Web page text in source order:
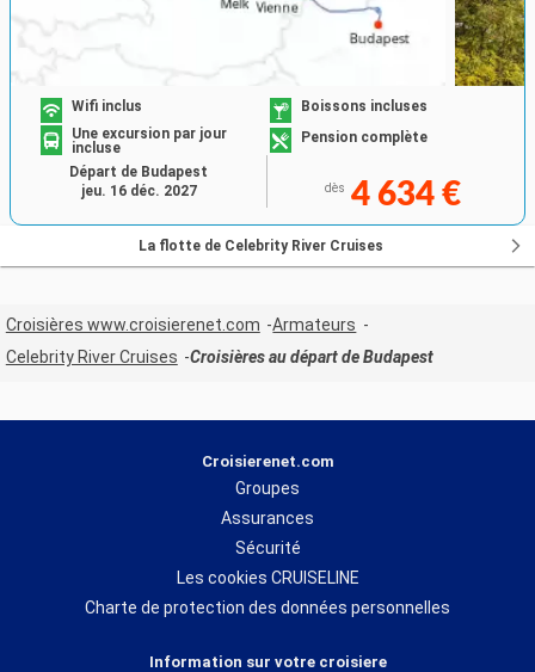
Wifi inclus
Boissons incluses
Une excursion par jour
incluse
Pension complète
dès 4 634 €
Départ de Budapest
jeu. 16 déc. 2027
La flotte de Celebrity River Cruises
Croisières www.croisierenet.com
Armateurs
Celebrity River Cruises
Croisières au départ de Budapest
Croisierenet.com
Groupes
Assurances
Sécurité
Les cookies CRUISELINE
Charte de protection des données personnelles
Information sur votre croisiere